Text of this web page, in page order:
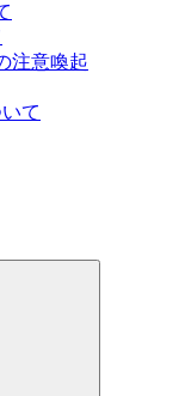
注意喚起
て